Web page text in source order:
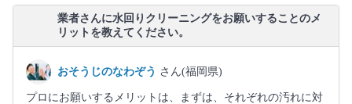
業者さんに水回りクリーニングをお願いすることのメ
リットを教えてください。
おそうじのなわぞう さん(福岡県)
プロにお願いするメリットは、まずは、それぞれの汚れに対